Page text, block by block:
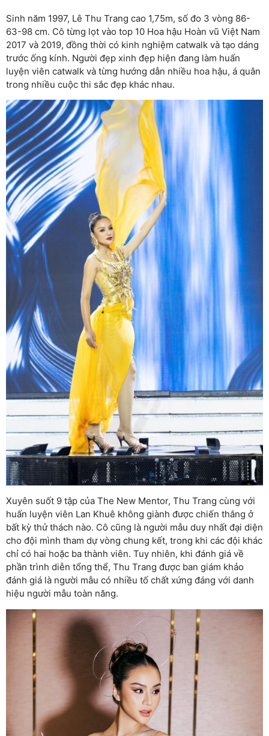
Sinh năm 1997, Lê Thu Trang cao 1,75m, số đo 3 vòng 86-
63-98 cm. Cô từng lọt vào top 10 Hoa hậu Hoàn vũ Việt Nam
2017 và 2019, đồng thời có kinh nghiệm catwalk và tạo dáng
trước ống kính. Người đẹp xinh đẹp hiện đang làm huấn
luyện viên catwalk và từng hướng dẫn nhiều hoa hậu, á quân
trong nhiều cuộc thi sắc đẹp khác nhau.
Xuyên suốt 9 tập của The New Mentor, Thu Trang cùng với
huấn luyện viên Lan Khuê không giành được chiến thắng ở
bất kỳ thử thách nào. Cô cũng là người mẫu duy nhất đại diện
cho đội mình tham dự vòng chung kết, trong khi các đội khác
chỉ có hai hoặc ba thành viên. Tuy nhiên, khi đánh giá về
phần trình diễn tổng thể, Thu Trang được ban giám khảo
đánh giá là người mẫu có nhiều tố chất xứng đáng với danh
hiệu người mẫu toàn năng.